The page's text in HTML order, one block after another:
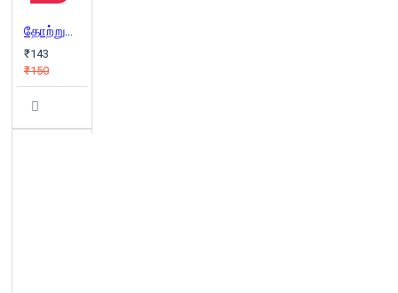
தோற்றுவாய்
₹143
₹150